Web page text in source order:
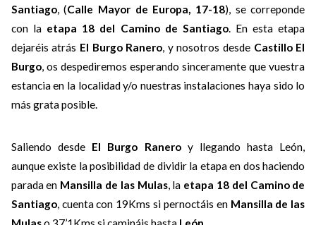
Santiago, (Calle Mayor de Europa, 17-18), se correponde
con la etapa 18 del Camino de Santiago. En esta etapa
dejaréis atrás El Burgo Ranero , y nosotros desde Castillo El
Burgo, os despediremos esperando sinceramente que vuestra
estancia en la localidad y/o nuestras instalaciones haya sido lo
más grata posible.
Saliendo desde El Burgo Raneroy llegando hasta León,
aunque existe la posibilidad de dividir la etapa en dos haciendo
parada en Mansilla de las Mulas, la etapa 18 del Camino de
Santiago, cuenta con 19Kms si pernoctáis en Mansilla de las